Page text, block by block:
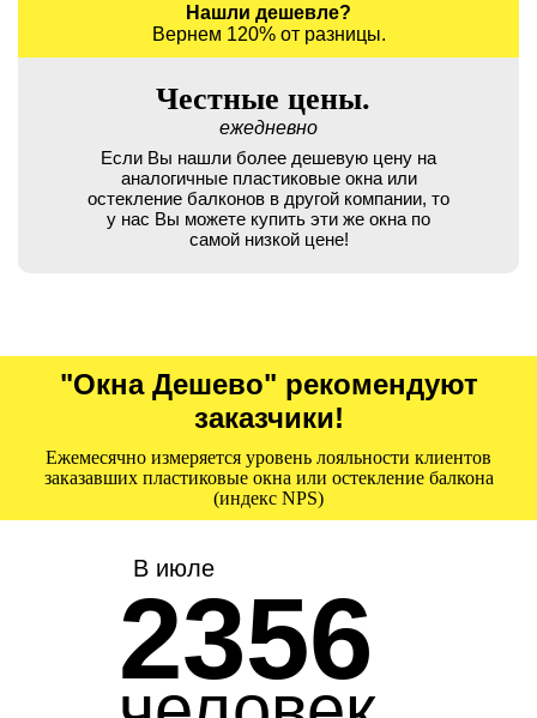
Нашли дешевле?
Вернем 120% от разницы.
Честные цены.
ежедневно
Если Вы нашли более дешевую цену на
аналогичные пластиковые окна или
остекление балконов в другой компании, то
у нас Вы можете купить эти же окна по
самой низкой цене!
"Окна Дешево" рекомендуют
заказчики!
Ежемесячно измеряется уровень лояльности клиентов
заказавших пластиковые окна или остекление балкона
(индекс NPS)
В июле
2356